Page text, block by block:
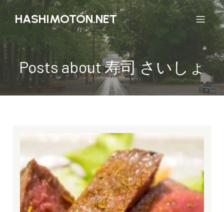
HASHIMOTON.NET
Posts about 寿司 さいしょ